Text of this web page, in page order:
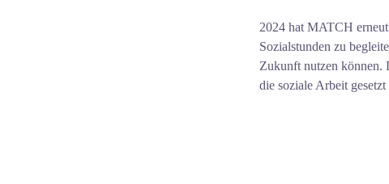
2024 hat MATCH
Sozialstunden zu
Zukunft nutzen können.
die soziale Arbeit gesetzt